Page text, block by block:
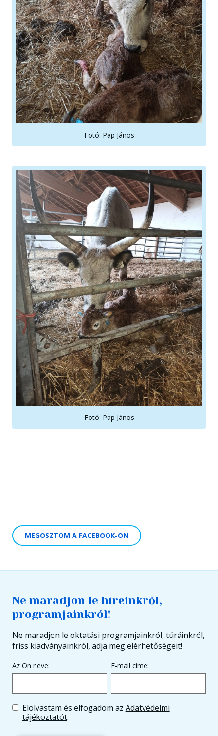
Fotó: Pap János
Fotó: Pap János
MEGOSZTOM A FACEBOOK-ON
Ne maradjon le híreinkről,
programjainkról!
Ne maradjon le oktatási programjainkról, túráinkról,
friss kiadványainkról, adja meg elérhetőségeit!
Az Ön neve: E-mail címe:
Elolvastam és elfogadom az Adatvédelmi
tájékoztatót.